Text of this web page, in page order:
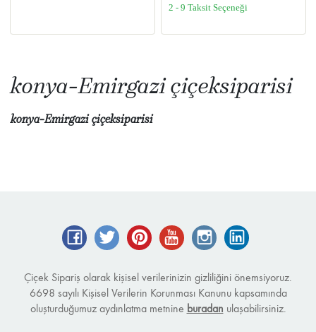
2 - 9 Taksit Seçeneği
konya-Emirgazi çiçeksiparisi
konya-Emirgazi çiçeksiparisi
FacebookTwitter Pinterest YouTube Instagram
Çiçek Sipariş olarak kişisel verilerinizin gizliliğini önemsiyoruz.
6698 sayılı Kişisel Verilerin Korunması Kanunu kapsamında
oluşturduğumuz aydınlatma metnine buradan ulaşabilirsiniz.